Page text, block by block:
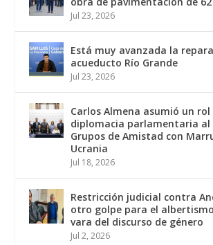
Jul 23, 2026
Está muy avanzada la
acueducto Río Grande
Jul 23, 2026
Carlos Almena asumió un rol
diplomacia parlamentaria
Grupos de Amistad con
Ucrania
Jul 18, 2026
Restricción judicial contra
otro golpe para el
vara del discurso de género
Jul 2, 2026